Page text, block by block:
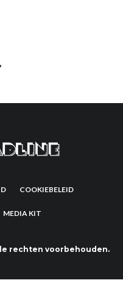
COOKIEBELEID
MEDIA KIT
rechten voorbehouden.